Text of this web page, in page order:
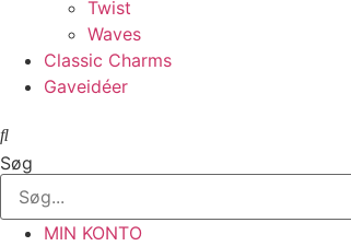
Twist
Waves
Classic Charms
Gaveidéer
Søg
MIN KONTO